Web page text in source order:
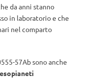
da anni stanno
in laboratorio e che
nel comparto
57Ab sono anche